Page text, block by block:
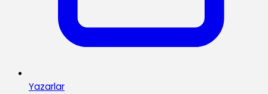
Yazarlar